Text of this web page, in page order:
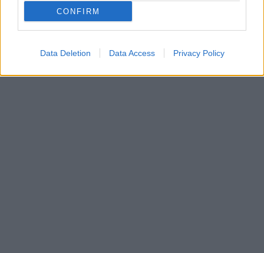
CONFIRM
Data Deletion Data Access Privacy Policy
Commentaires
Dire «merci» pour cette traduction Corriger une erreur